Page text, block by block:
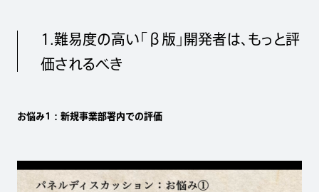
1.難易度の高い「β版」開発者は、もっと評
価されるべき
お悩み1：新規事業部署内での評価